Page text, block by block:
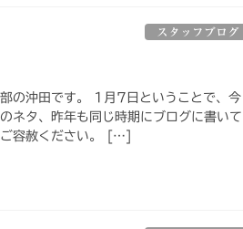
スタッフブログ
の沖田です。 1月7日ということで、今
ネタ、昨年も同じ時期にブログに書いて
容赦ください。 […]